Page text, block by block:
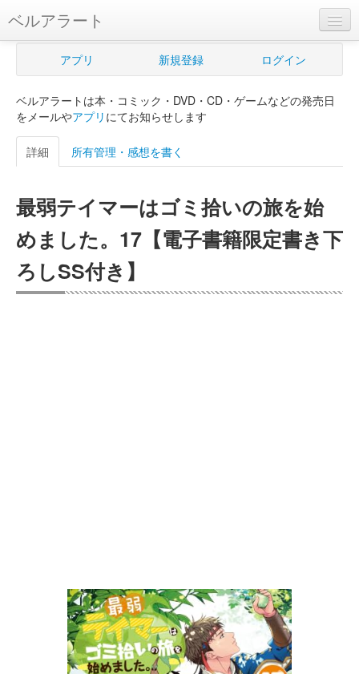
ベルアラート
ベルアラートとは
新規登録
ログイン
購入管理
Myシェルフ
プレミアム
アプリ 新規登録 ログイン
ベルアラートは本・コミック・DVD・CD・ゲームなどの発売日
をメールやアプリ にてお知らせします
詳細 所有管理・感想を書く
最弱テイマーはゴミ拾いの旅を始
めました。17【電子書籍限定書き下
ろしSS付き】